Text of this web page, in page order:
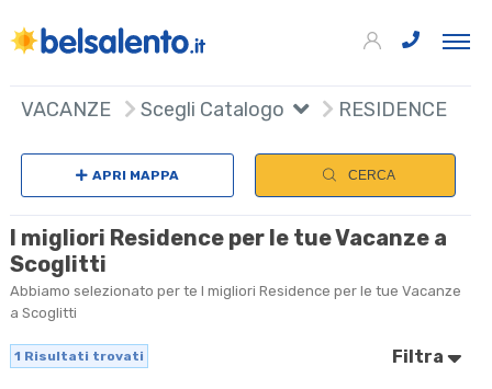
VACANZE Scegli Catalogo RESIDENCE
APRI MAPPA CERCA
I migliori Residence per le tue Vacanze a
Scoglitti
Abbiamo selezionato per te I migliori Residence per le tue Vacanze
a Scoglitti
1 Risultati trovati Filtra
+